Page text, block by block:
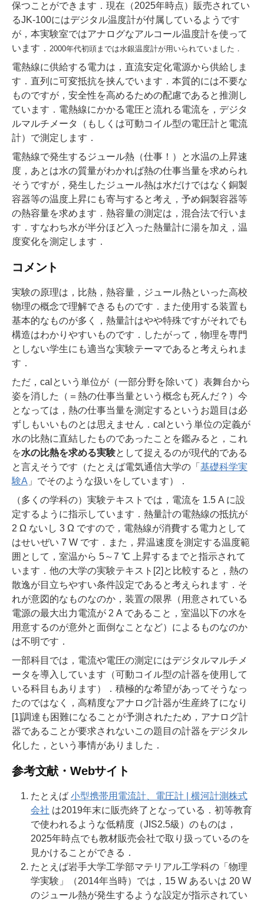
保つことができます．現在（2025年時点）販売されてい
るJK-100にはデジタル温度計が付属しているようです
が，本実験室ではアナログなアルコール温度計を使って
います． 2000年代初頭までは水銀温度計が用いられていました．
電熱線に供給する電力は，直流安定化電源から供給しま
す．直列に可変抵抗を挟んでいます．本質的には不要な
ものですが，安全性を高めるための配慮であると推測し
ています．電熱線にかかる電圧と流れる電流を，デジタ
ルマルチメータ（もしくは可動コイル型の電圧計と電流
計）で測定します．
電熱線で発生するジュール熱（仕事！）と水温の上昇速
度，あとは水の質量がわかれば熱の仕事当量を求められ
そうですが，発生したジュール熱は水だけではなく銅製
容器等の温度上昇にも寄与すると考え，予め銅製容器等
の熱容量を求めます．熱容量の測定は，混合法で行いま
す．すなわち水が半分ほど入った熱量計に湯を加え，温
度変化を測定します．
コメント
実験の原理は，比熱，熱容量，ジュール熱といった高校
物理の概念で理解できるものです．また使用する装置も
基本的なものが多く，熱量計はやや特殊ですがそれでも
構造はわかりやすいものです．したがって，物理を専門
としない学生にも適当な実験テーマであると考えられま
す．
ただ，calという単位が（一部分野を除いて）表舞台から
姿を消した（＝熱の仕事当量という概念も死んだ？）今
となっては，熱の仕事当量を測定するというお題目は必
ずしもいいものとは思えません．calという単位の定義が
水の比熱に直結したものであったことを鑑みると，これ
を水の比熱を求める実験として捉えるのが現代的である
と言えそうです（たとえば電気通信大学の「 基礎科学実
験A 」でそのような扱いをしています）．
（多くの学科の）実験テキストでは，電流を 1.5 A に設
定するように指示しています．熱量計の電熱線の抵抗が
2 Ω ないし 3 Ω ですので，電熱線が消費する電力として
はせいぜい 7 W です．また，昇温速度を測定する温度範
囲として，室温から 5～7 ℃ 上昇するまでと指示されて
います．他の大学の実験テキスト[2]と比較すると，熱の
散逸が目立ちやすい条件設定であると考えられます．そ
れが意図的なものなのか，装置の限界（用意されている
電源の最大出力電流が 2 A であること，室温以下の水を
用意するのが意外と面倒なことなど）によるものなのか
は不明です．
一部科目では，電流や電圧の測定にはデジタルマルチメ
ータを導入しています（可動コイル型の計器を使用して
いる科目もあります）．積極的な希望があってそうなっ
たのではなく，高精度なアナログ計器が生産終了になり
[1]調達も困難になることが予測されたため，アナログ計
器であることが要求されないこの題目の計器をデジタル
化した，という事情がありました．
参考文献・Webサイト
たとえば 小型携帯用電流計、電圧計 | 横河計測株式
会社 は2019年末に販売終了となっている．初等教育
で使われるような低精度（JIS2.5級）のものは，
2025年時点でも教材販売会社で取り扱っているのを
見かけることができる．
たとえば岩手大学工学部マテリアル工学科の「物理
学実験」（2014年当時）では，15 W あるいは 20 W
のジュール熱が発生するような設定が指示されてい